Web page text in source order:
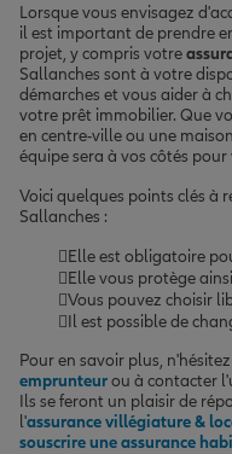
Lorsque vous envisagez
il est important de prendre
projet, y compris votre
Sallanches sont à votre
démarches et vous aider à
votre prêt immobilier. Que
en centre-ville ou une
équipe sera à vos côtés
Voici quelques points clés à
Sallanches :
Elle est obligatoire
Elle vous protège
Vous pouvez choisir
Il est possible de
Pour en savoir plus,
emprunteurou à contacter
Ils se feront un plaisir de
l'assurance villégiature &
souscrire une assurance